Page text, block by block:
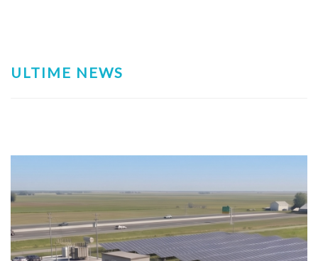
ULTIME NEWS